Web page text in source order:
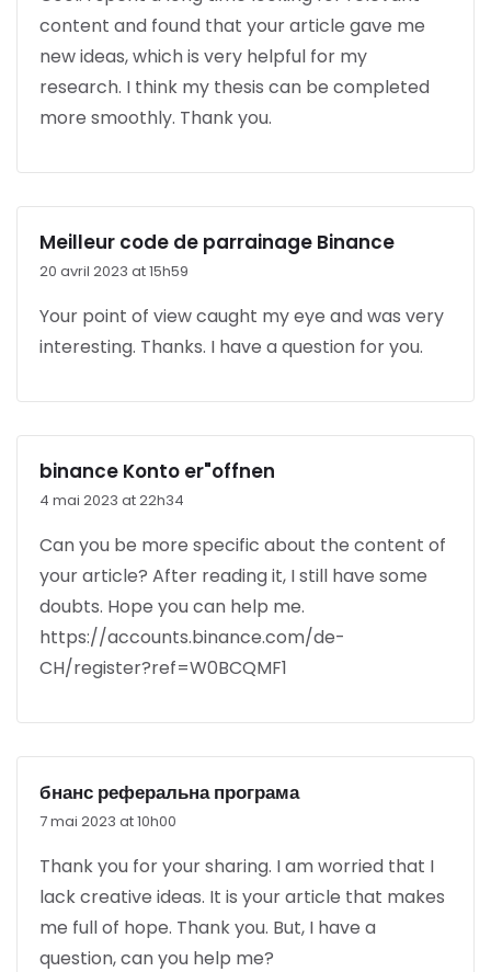
content and found that your article gave me
new ideas, which is very helpful for my
research. I think my thesis can be completed
more smoothly. Thank you.
Meilleur code de parrainage Binance
20 avril 2023 at 15h59
Your point of view caught my eye and was very
interesting. Thanks. I have a question for you.
binance Konto er"offnen
4 mai 2023 at 22h34
Can you be more specific about the content of
your article? After reading it, I still have some
doubts. Hope you can help me.
https://accounts.binance.com/de-
CH/register?ref=W0BCQMF1
бнанс реферальна програма
7 mai 2023 at 10h00
Thank you for your sharing. I am worried that I
lack creative ideas. It is your article that makes
me full of hope. Thank you. But, I have a
question, can you help me?